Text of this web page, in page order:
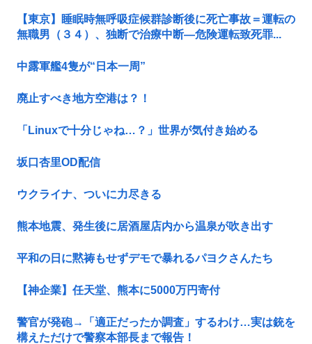
【東京】睡眠時無呼吸症候群診断後に死亡事故＝運転の
無職男（３４）、独断で治療中断―危険運転致死罪...
中露軍艦4隻が“日本一周”
廃止すべき地方空港は？！
「Linuxで十分じゃね…？」世界が気付き始める
坂口杏里OD配信
ウクライナ、ついに力尽きる
熊本地震、発生後に居酒屋店内から温泉が吹き出す
平和の日に黙祷もせずデモで暴れるパヨクさんたち
【神企業】任天堂、熊本に5000万円寄付
警官が発砲→「適正だったか調査」するわけ…実は銃を
構えただけで警察本部長まで報告！